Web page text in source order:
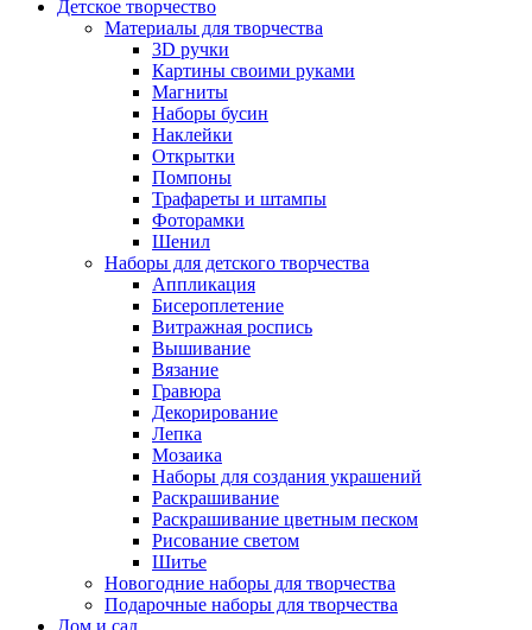
Детское творчество
Материалы для творчества
3D ручки
Картины своими руками
Магниты
Наборы бусин
Наклейки
Открытки
Помпоны
Трафареты и штампы
Фоторамки
Шенил
Наборы для детского творчества
Аппликация
Бисероплетение
Витражная роспись
Вышивание
Вязание
Гравюра
Декорирование
Лепка
Мозаика
Наборы для создания украшений
Раскрашивание
Раскрашивание цветным песком
Рисование светом
Шитье
Новогодние наборы для творчества
Подарочные наборы для творчества
Дом и сад